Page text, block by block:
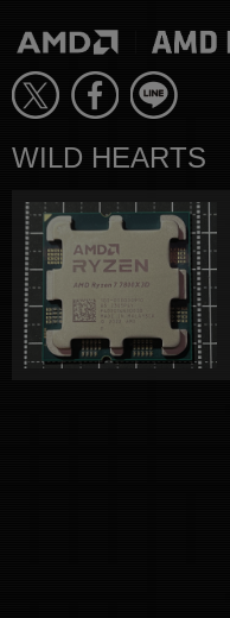
WILD HEARTS